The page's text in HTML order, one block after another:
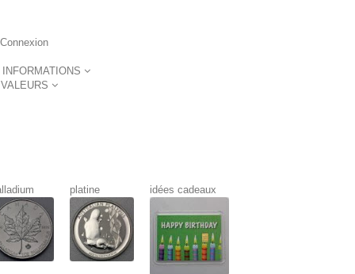
platine idées cadeaux